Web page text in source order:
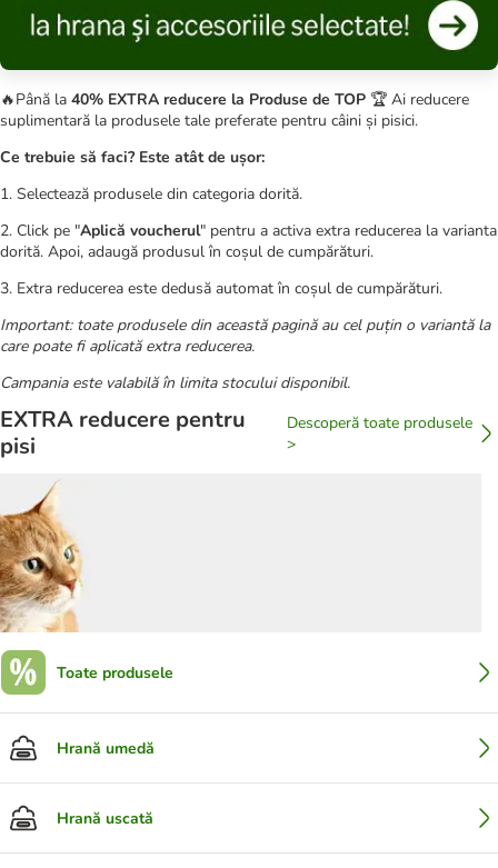
🔥Până la 40% EXTRA reducere la Produse de TOP 🏆 Ai reducere
suplimentară la produsele tale preferate pentru câini și pisici.
Ce trebuie să faci? Este atât de ușor:
1. Selectează produsele din categoria dorită.
2. Click pe "Aplică voucherul" pentru a activa extra reducerea la varianta
dorită. Apoi, adaugă produsul în coșul de cumpărături.
3. Extra reducerea este dedusă automat în coșul de cumpărături.
Important: toate produsele din această pagină au cel puțin o variantă la
care poate fi aplicată extra reducerea.
Campania este valabilă în limita stocului disponibil.
EXTRA reducere pentru
pisi
Descoperă toate produsele
>
Toate produsele
Hrană umedă
Hrană uscată